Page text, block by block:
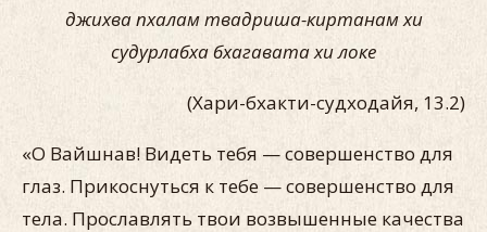
джихва пхалам твадриша-киртанам хи
судурлабха бхагавата хи локе
(Хари-бхакти-судходайя, 13.2)
«О Вайшнав! Видеть тебя — совершенство для
глаз. Прикоснуться к тебе — совершенство для
тела. Прославлять твои возвышенные качества